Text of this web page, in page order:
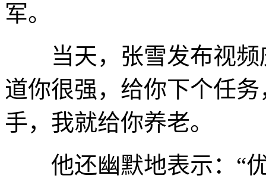
军。
当天，张雪发布视频
道你很强，给你下个任
手，我就给你养老。
他还幽默地表示：“优